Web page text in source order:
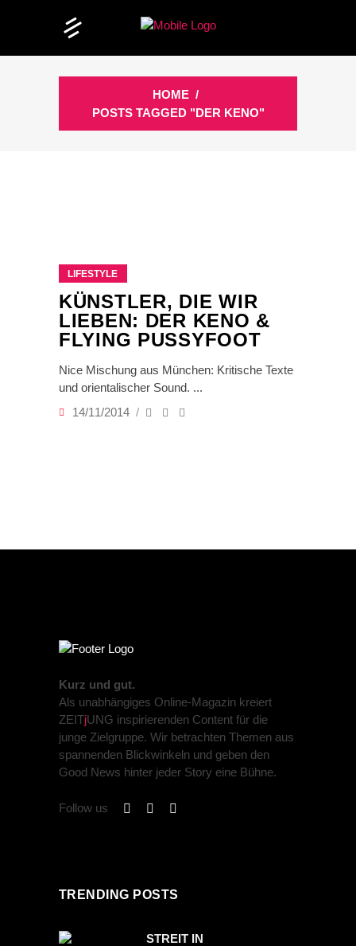
HOME /
POSTS TAGGED "DER KENO"
LIFESTYLE
KÜNSTLER, DIE WIR
LIEBEN: DER KENO &
FLYING PUSSYFOOT
Nice Mischung aus München: Kritische Texte
und orientalischer Sound.
14/11/2014
Kurz und gut.
Als unabhängiges Online-Magazin kreiert
ZEITjUNG inspirierenden Content für die
junge Zielgruppe. Wir betrachten Themen aus
spannenden Blickwinkeln und geben den
Good News hinter jeder Story eine Bühne.
Follow us
TRENDING POSTS
STREIT IN